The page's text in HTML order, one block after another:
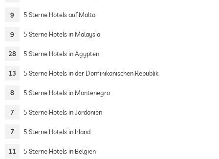
9 5 Sterne Hotels auf Malta
9 5 Sterne Hotels in Malaysia
28 5 Sterne Hotels in Ägypten
13 5 Sterne Hotels in der Dominikanischen Republik
8 5 Sterne Hotels in Montenegro
7 5 Sterne Hotels in Jordanien
7 5 Sterne Hotels in Irland
11 5 Sterne Hotels in Belgien